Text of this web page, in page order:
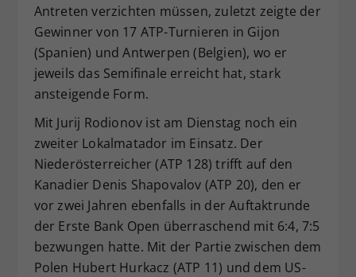
Antreten verzichten müssen, zuletzt zeigte der
Gewinner von 17 ATP-Turnieren in Gijon
(Spanien) und Antwerpen (Belgien), wo er
jeweils das Semifinale erreicht hat, stark
ansteigende Form.
Mit Jurij Rodionov ist am Dienstag noch ein
zweiter Lokalmatador im Einsatz. Der
Niederösterreicher (ATP 128) trifft auf den
Kanadier Denis Shapovalov (ATP 20), den er
vor zwei Jahren ebenfalls in der Auftaktrunde
der Erste Bank Open überraschend mit 6:4, 7:5
bezwungen hatte. Mit der Partie zwischen dem
Polen Hubert Hurkacz (ATP 11) und dem US-